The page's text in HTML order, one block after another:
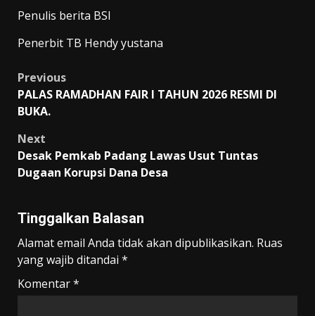
Penulis berita BSI
Penerbit TB Hendy yustana
Post
navigation
Previous
PALAS RAMADHAN FAIR I TAHUN 2026 RESMI DI
BUKA.
Next
Desak Pemkab Padang Lawas Usut Tuntas
Dugaan Korupsi Dana Desa
Tinggalkan Balasan
Alamat email Anda tidak akan dipublikasikan. Ruas
yang wajib ditandai *
Komentar*